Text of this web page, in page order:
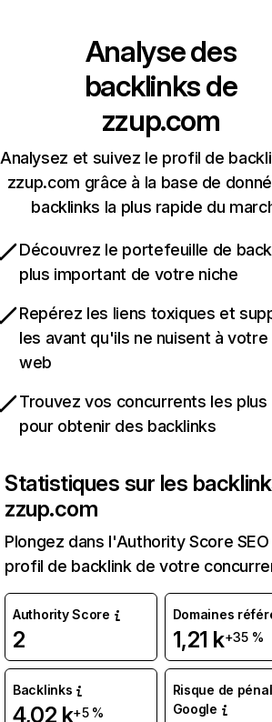
Analyse des
backlinks de
zzup.com
Analysez et suivez le profil de
zzup.com grâce à la base de
backlinks la plus rapide du
Découvrez le portefeuille de
plus important de votre niche
Repérez les liens toxiques et
les avant qu'ils ne nuisent à
web
Trouvez vos concurrents les
pour obtenir des backlinks
Statistiques sur les
zzup.com
Plongez dans l'Authority Score
profil de backlink de votre
Authority Score
2
Domaines
1,21 k+35 %
Backlinks
4,02 k+5 %
Risque de
Google